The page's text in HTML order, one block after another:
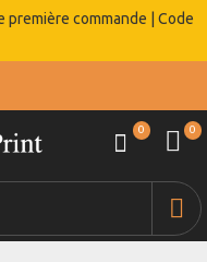
commande | Code
0 0